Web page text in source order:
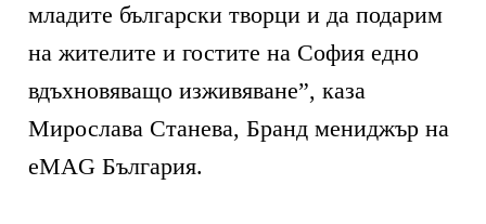
младите български творци и да подарим
на жителите и гостите на София едно
вдъхновяващо изживяване”, каза
Мирослава Станева, Бранд мениджър на
eMAG България.